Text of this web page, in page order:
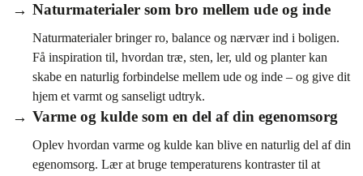
Naturmaterialer som bro mellem ude og inde
Naturmaterialer bringer ro, balance og nærvær ind i boligen.
Få inspiration til, hvordan træ, sten, ler, uld og planter kan
skabe en naturlig forbindelse mellem ude og inde – og give dit
hjem et varmt og sanseligt udtryk.
Varme og kulde som en del af din egenomsorg
Oplev hvordan varme og kulde kan blive en naturlig del af din
egenomsorg. Lær at bruge temperaturens kontraster til at